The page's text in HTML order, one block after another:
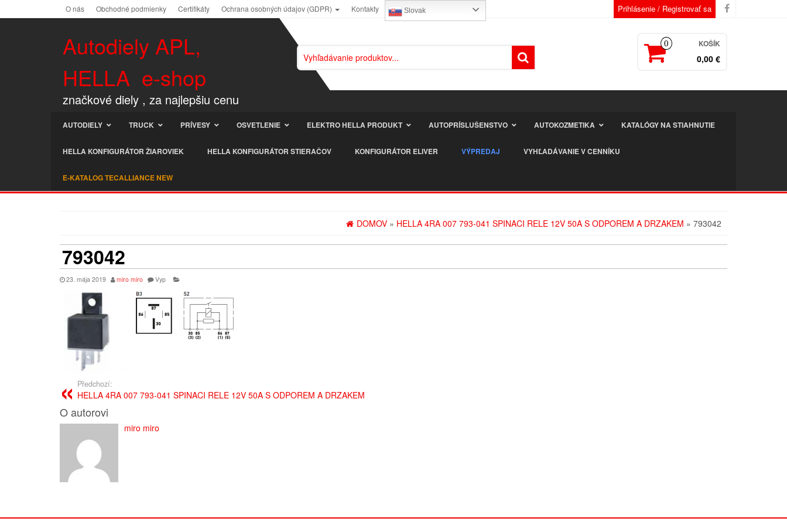
O nás Obchodné podmienky Certifikáty Ochrana osobných údajov (GDPR) Kontakty Slovak Prihlásenie / Registrovať sa
Autodiely APL,
HELLA e-shop
značkové diely , za najlepšiu cenu
0 KOŠÍK
0,00 €
AUTODIELY TRUCK PRÍVESY OSVETLENIE ELEKTRO HELLA PRODUKT AUTOPRÍSLUŠENSTVO AUTOKOZMETIKA KATALÓGY NA STIAHNUTIE
HELLA KONFIGURÁTOR ŽIAROVIEK HELLA KONFIGURÁTOR STIERAČOV KONFIGURÁTOR ELIVER VÝPREDAJ VYHĽADÁVANIE V CENNÍKU
E-KATALOG TECALLIANCE NEW
DOMOV » HELLA 4RA 007 793-041 SPINACI RELE 12V 50A S ODPOREM A DRZAKEM » 793042
793042
23. mája 2019 miro miro Vyp
Předchozí:
HELLA 4RA 007 793-041 SPINACI RELE 12V 50A S ODPOREM A DRZAKEM
O autorovi
miro miro